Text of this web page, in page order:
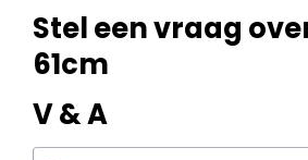
Stel een vraag
61cm
V & A